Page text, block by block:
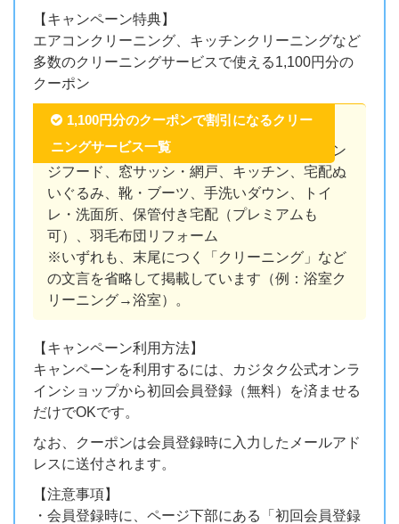
【キャンペーン特典】
エアコンクリーニング、キッチンクリーニングなど
多数のクリーニングサービスで使える1,100円分の
クーポン
1,100円分のクーポンで割引になるクリー
ニングサービス一覧
エアコン、浴室、洗濯機、追い焚き配管、レン
ジフード、窓サッシ・網戸、キッチン、宅配ぬ
いぐるみ、靴・ブーツ、手洗いダウン、トイ
レ・洗面所、保管付き宅配（プレミアムも
可）、羽毛布団リフォーム
※いずれも、末尾につく「クリーニング」など
の文言を省略して掲載しています（例：浴室ク
リーニング→浴室）。
【キャンペーン利用方法】
キャンペーンを利用するには、カジタク公式オンラ
インショップから初回会員登録（無料）を済ませる
だけでOKです。
なお、クーポンは会員登録時に入力したメールアド
レスに送付されます。
【注意事項】
・会員登録時に、ページ下部にある「初回会員登録